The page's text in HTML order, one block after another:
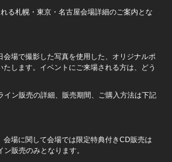
る札幌・東京・名古屋会場詳細のご案内とな
会場で撮影した写真を使用した、オリジナルポ
たします。イベントにご来場される方は、どう
イン販売の詳細、販売期間、ご購入方法は下記
場に関して会場では限定特典付きCD販売は
販売のみとなります。